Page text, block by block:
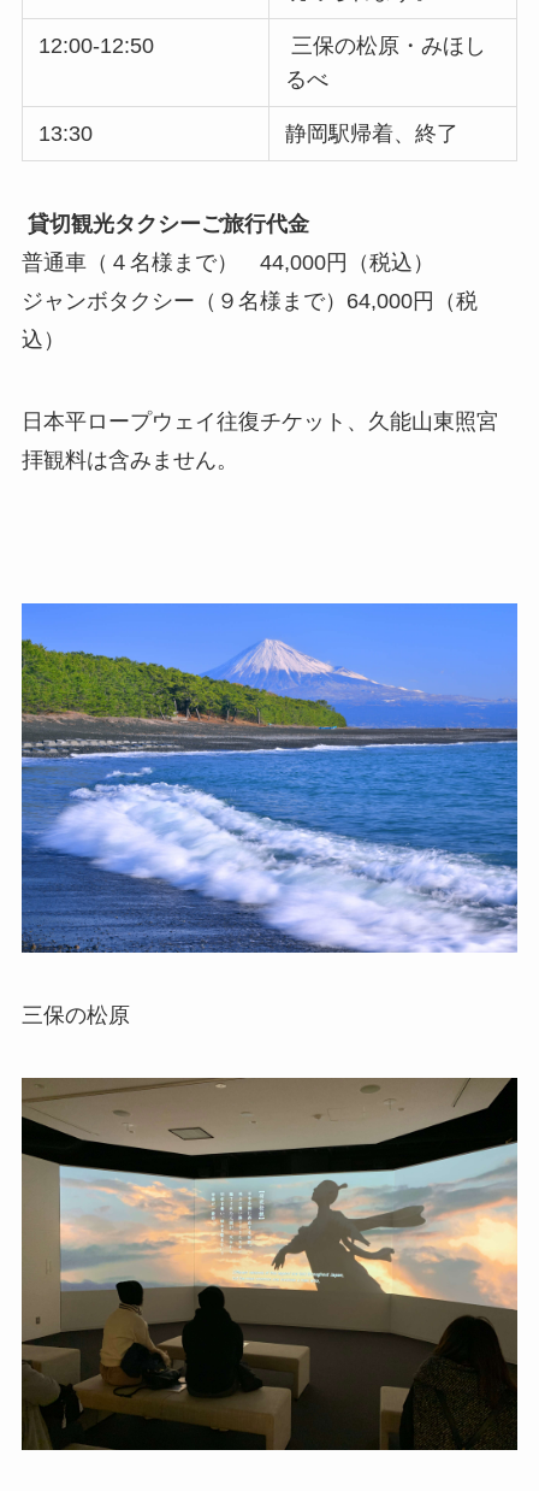
12:00-12:50
三保の松原・みほし
るべ
13:30 静岡駅帰着、終了
貸切観光タクシーご旅行代金
普通車（４名様まで） 44,000円（税込）
ジャンボタクシー（９名様まで）64,000円（税
込）
日本平ロープウェイ往復チケット、久能山東照宮
拝観料は含みません。
三保の松原